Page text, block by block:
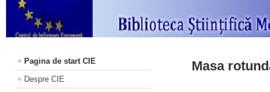
Pagina de start CIE
Despre CIE
Masa